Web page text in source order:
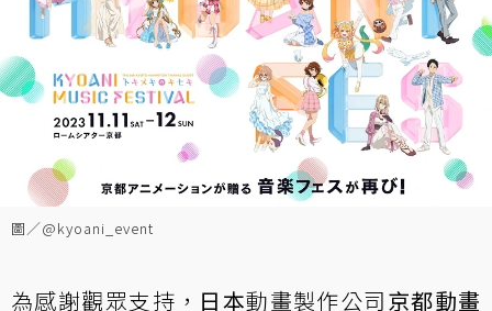
圖／@kyoani_event
為感謝觀眾支持， 日本動畫製作公司京都動畫